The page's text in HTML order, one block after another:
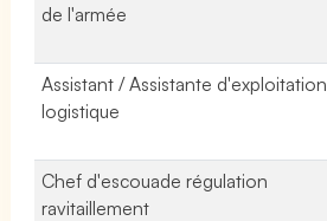
de l'armée
Assistant / Assistante d'exploitation
logistique
Chef d'escouade régulation
ravitaillement